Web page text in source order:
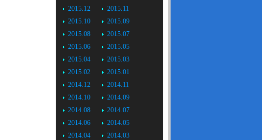
2015.12
2015.11
2015.10
2015.09
2015.08
2015.07
2015.06
2015.05
2015.04
2015.03
2015.02
2015.01
2014.12
2014.11
2014.10
2014.09
2014.08
2014.07
2014.06
2014.05
2014.04
2014.03